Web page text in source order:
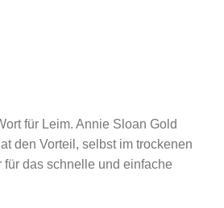
für Leim. Annie Sloan Gold
den Vorteil, selbst im trockenen
das schnelle und einfache